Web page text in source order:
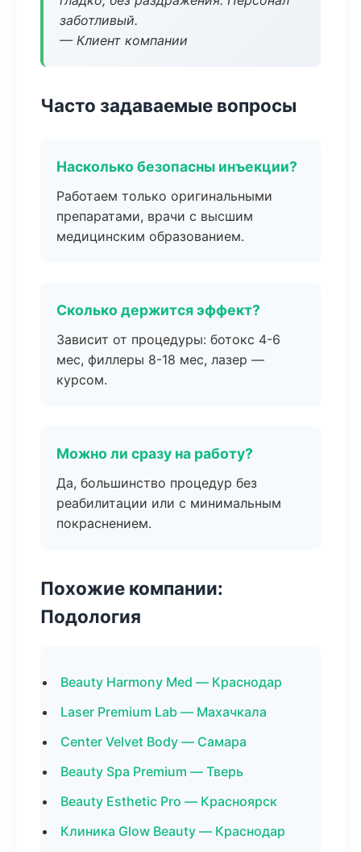
заботливый.
— Клиент компании
Часто задаваемые вопросы
Насколько безопасны инъекции?
Работаем только оригинальными
препаратами, врачи с высшим
медицинским образованием.
Сколько держится эффект?
Зависит от процедуры: ботокс 4-6
мес, филлеры 8-18 мес, лазер —
курсом.
Можно ли сразу на работу?
Да, большинство процедур без
реабилитации или с минимальным
покраснением.
Похожие компании:
Подология
Beauty Harmony Med — Краснодар
Laser Premium Lab — Махачкала
Center Velvet Body — Самара
Beauty Spa Premium — Тверь
Beauty Esthetic Pro — Красноярск
Клиника Glow Beauty — Краснодар